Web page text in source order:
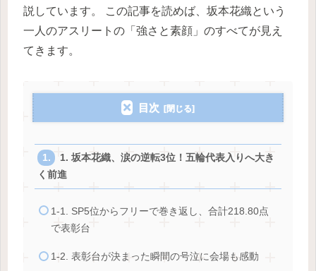
説しています。 この記事を読めば、坂本花織という
一人のアスリートの「強さと素顔」のすべてが見え
てきます。
目次
1. 坂本花織、涙の逆転3位！五輪代表入りへ大き
く前進
1-1. SP5位からフリーで巻き返し、合計218.80点
で表彰台
1-2. 表彰台が決まった瞬間の号泣に会場も感動